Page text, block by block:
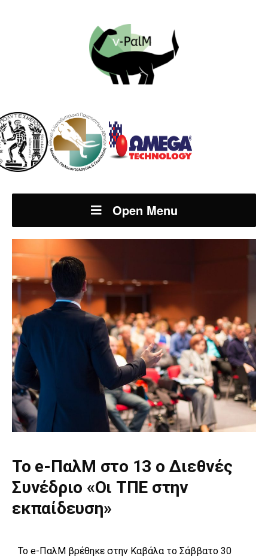
Open Menu
Το e-ΠαλΜ στο 13 ο Διεθνές
Συνέδριο «Οι ΤΠΕ στην
εκπαίδευση»
To e-ΠαλΜ βρέθηκε στην Καβάλα το Σάββατο 30